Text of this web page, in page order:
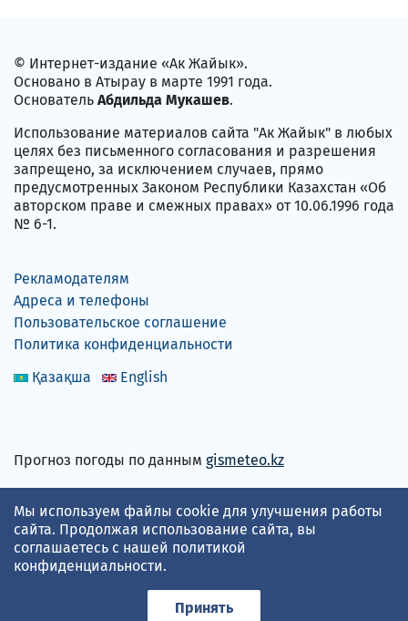
© Интернет-издание «Ак Жайык».
Основано в Атырау в марте 1991 года.
Основатель Абдильда Мукашев.
Использование материалов сайта "Ак Жайык" в любых
целях без письменного согласования и разрешения
запрещено, за исключением случаев, прямо
предусмотренных Законом Республики Казахстан «Об
авторском праве и смежных правах» от 10.06.1996 года
№ 6-1.
Рекламодателям
Адреса и телефоны
Пользовательское соглашение
Политика конфиденциальности
Қазақша
English
Прогноз погоды по данным gismeteo.kz
Принимаем карты
Мы используем файлы cookie для улучшения работы
сайта. Продолжая использование сайта, вы
соглашаетесь с нашей политикой
конфиденциальности.
Принять